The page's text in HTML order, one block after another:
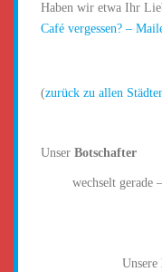
Haben wir etwa Ihr
Café vergessen? –
(zurück zu allen
Unser Botschafter
wechselt gerade
Unsere